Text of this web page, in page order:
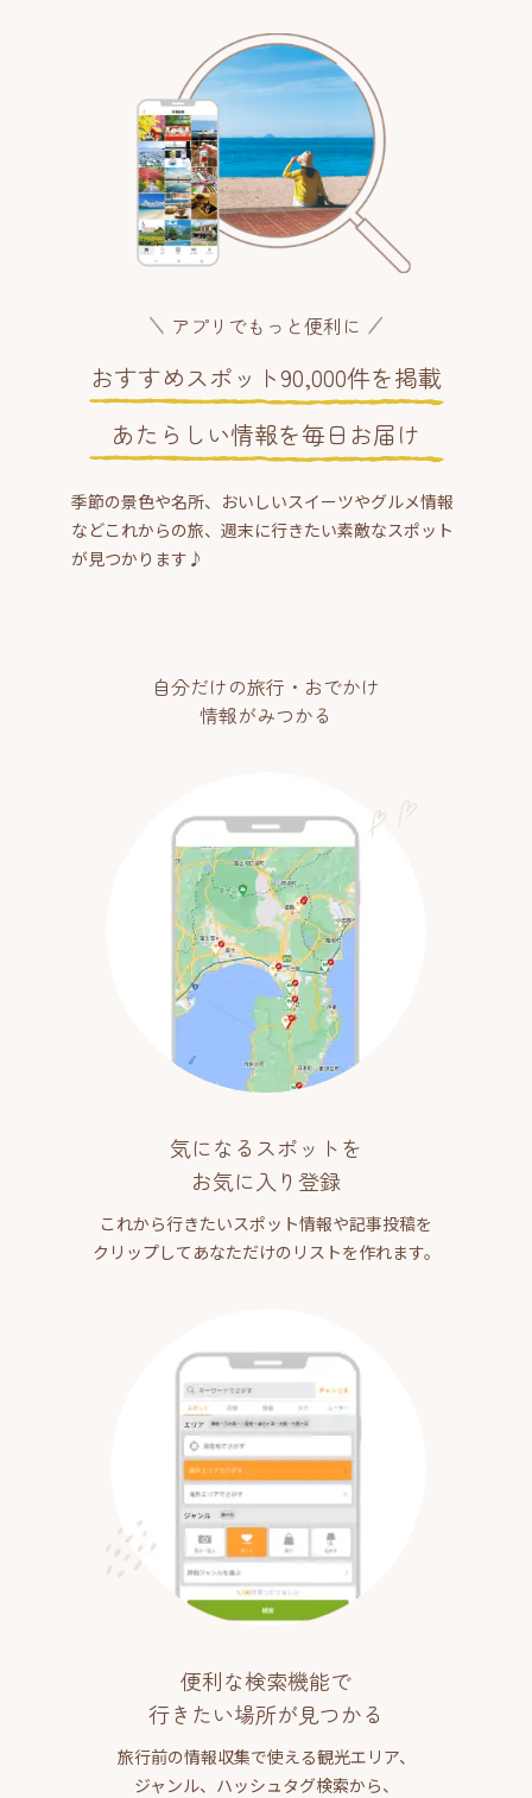
アプリでもっと便利に
おすすめスポット90,000件を掲載
あたらしい情報を毎日お届け
季節の景色や名所、おいしいスイーツやグルメ情報
などこれからの旅、週末に行きたい素敵なスポット
が見つかります♪
自分だけの旅行・おでかけ
情報がみつかる
気になるスポットを
お気に入り登録
これから行きたいスポット情報や記事投稿を
クリップしてあなただけのリストを作れます。
便利な検索機能で
行きたい場所が見つかる
旅行前の情報収集で使える観光エリア、
ジャンル、ハッシュタグ検索から、